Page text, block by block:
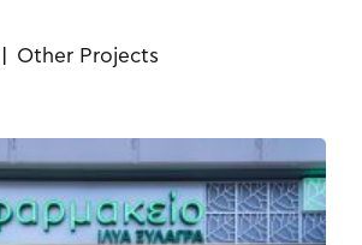
| Other Projects